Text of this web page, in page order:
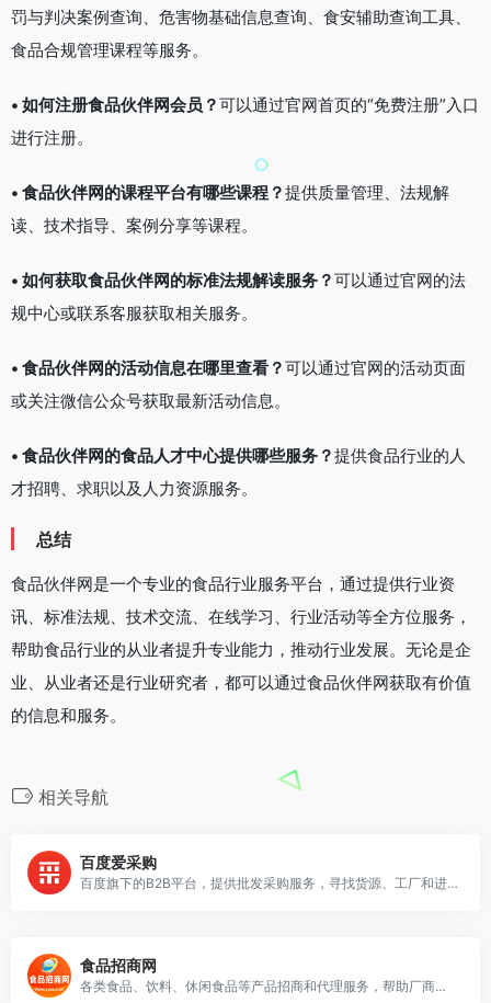
罚与判决案例查询、危害物基础信息查询、食安辅助查询工具、
食品合规管理课程等服务。
• 如何注册食品伙伴网会员？可以通过官网首页的“免费注册”入口
进行注册。
• 食品伙伴网的课程平台有哪些课程？提供质量管理、法规解
读、技术指导、案例分享等课程。
• 如何获取食品伙伴网的标准法规解读服务？可以通过官网的法
规中心或联系客服获取相关服务。
• 食品伙伴网的活动信息在哪里查看？可以通过官网的活动页面
或关注微信公众号获取最新活动信息。
• 食品伙伴网的食品人才中心提供哪些服务？提供食品行业的人
才招聘、求职以及人力资源服务。
总结
食品伙伴网是一个专业的食品行业服务平台，通过提供行业资
讯、标准法规、技术交流、在线学习、行业活动等全方位服务，
帮助食品行业的从业者提升专业能力，推动行业发展。无论是企
业、从业者还是行业研究者，都可以通过食品伙伴网获取有价值
的信息和服务。
相关导航
百度爱采购
百度旗下的B2B平台，提供批发采购服务，寻找货源、工厂和进货渠道。
食品招商网
各类食品、饮料、休闲食品等产品招商和代理服务，帮助厂商与经销商之间进行有效对接。